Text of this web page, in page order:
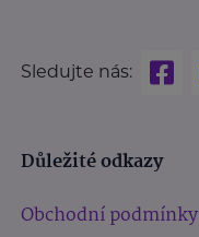
Sledujte nás:
Důležité odkazy
Obchodní podmínky